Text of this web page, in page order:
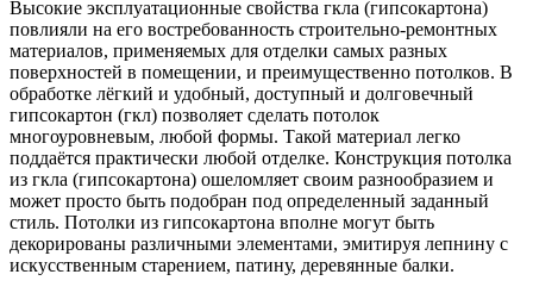
Высокие эксплуатационные свойства гкла (гипсокартона)
повлияли на его востребованность строительно-ремонтных
материалов, применяемых для отделки самых разных
поверхностей в помещении, и преимущественно потолков. В
обработке лёгкий и удобный, доступный и долговечный
гипсокартон (гкл) позволяет сделать потолок
многоуровневым, любой формы. Такой материал легко
поддаётся практически любой отделке. Конструкция потолка
из гкла (гипсокартона) ошеломляет своим разнообразием и
может просто быть подобран под определенный заданный
стиль. Потолки из гипсокартона вполне могут быть
декорированы различными элементами, эмитируя лепнину с
искусственным старением, патину, деревянные балки.